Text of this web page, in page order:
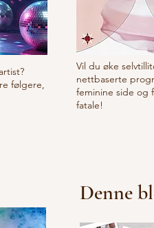
følgere,
Vil du øke
nettbaserte
feminine side og
fatale!
Denne